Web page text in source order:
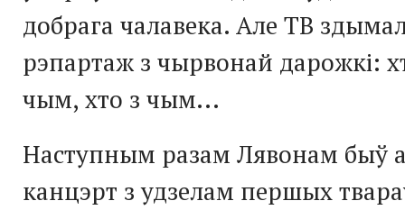
добрага чалавека. Але ТВ
рэпартаж з чырвонай дарожкі:
чым, хто з чым...
Наступным разам Лявонам быў
канцэрт з удзелам першых